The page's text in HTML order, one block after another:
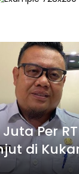
Per
di